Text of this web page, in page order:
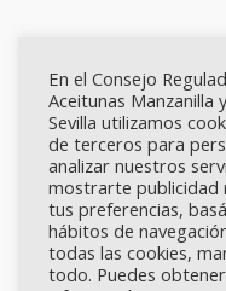
Calidad certificada
En el Consejo
Aceitunas Manzanilla
Sevilla utilizamos
de terceros para
analizar nuestros
mostrarte publicidad
tus preferencias,
hábitos de
todas las cookies,
todo. Puedes